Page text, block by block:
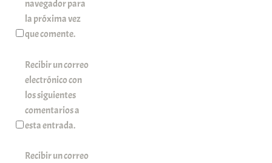
navegador para
la próxima vez
que comente.
Recibir un correo
electrónico con
los siguientes
comentarios a
esta entrada.
Recibir un correo